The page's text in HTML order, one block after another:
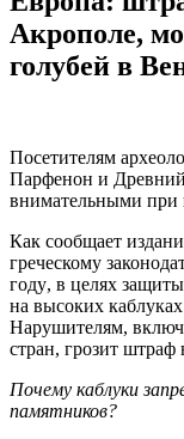
Акрополе,
голубей в
Посетителям
Парфенон и Древний
внимательными при
Как сообщает
греческому
году, в целях
на высоких
Нарушителям,
стран, грозит штраф
Почему каблуки
памятников?